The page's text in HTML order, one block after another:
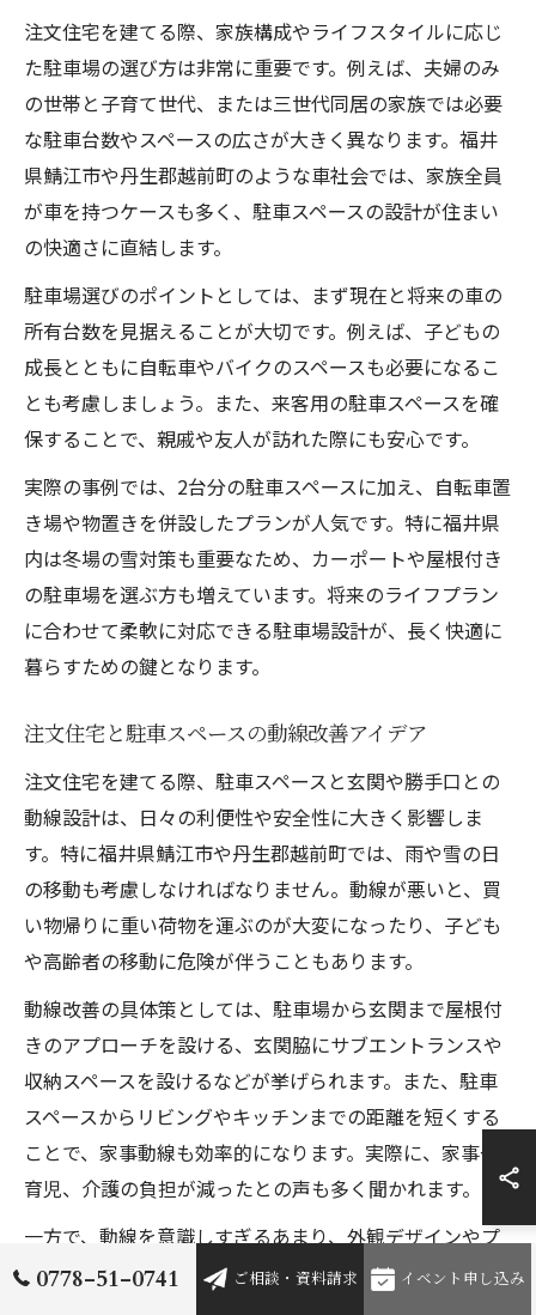
注文住宅を建てる際、家族構成やライフスタイルに応じ
た駐車場の選び方は非常に重要です。例えば、夫婦のみ
の世帯と子育て世代、または三世代同居の家族では必要
な駐車台数やスペースの広さが大きく異なります。福井
県鯖江市や丹生郡越前町のような車社会では、家族全員
が車を持つケースも多く、駐車スペースの設計が住まい
の快適さに直結します。
駐車場選びのポイントとしては、まず現在と将来の車の
所有台数を見据えることが大切です。例えば、子どもの
成長とともに自転車やバイクのスペースも必要になるこ
とも考慮しましょう。また、来客用の駐車スペースを確
保することで、親戚や友人が訪れた際にも安心です。
実際の事例では、2台分の駐車スペースに加え、自転車置
き場や物置きを併設したプランが人気です。特に福井県
内は冬場の雪対策も重要なため、カーポートや屋根付き
の駐車場を選ぶ方も増えています。将来のライフプラン
に合わせて柔軟に対応できる駐車場設計が、長く快適に
暮らすための鍵となります。
注文住宅と駐車スペースの動線改善アイデア
注文住宅を建てる際、駐車スペースと玄関や勝手口との
動線設計は、日々の利便性や安全性に大きく影響しま
す。特に福井県鯖江市や丹生郡越前町では、雨や雪の日
の移動も考慮しなければなりません。動線が悪いと、買
い物帰りに重い荷物を運ぶのが大変になったり、子ども
や高齢者の移動に危険が伴うこともあります。
動線改善の具体策としては、駐車場から玄関まで屋根付
きのアプローチを設ける、玄関脇にサブエントランスや
収納スペースを設けるなどが挙げられます。また、駐車
スペースからリビングやキッチンまでの距離を短くする
ことで、家事動線も効率的になります。実際に、家事や
育児、介護の負担が減ったとの声も多く聞かれます。
一方で、動線を意識しすぎるあまり、外観デザインやプ
ライバシーが損なわれる場合もあるため、設計段階でバ
0778-51-0741 ご相談・資料請求 イベント申し込み